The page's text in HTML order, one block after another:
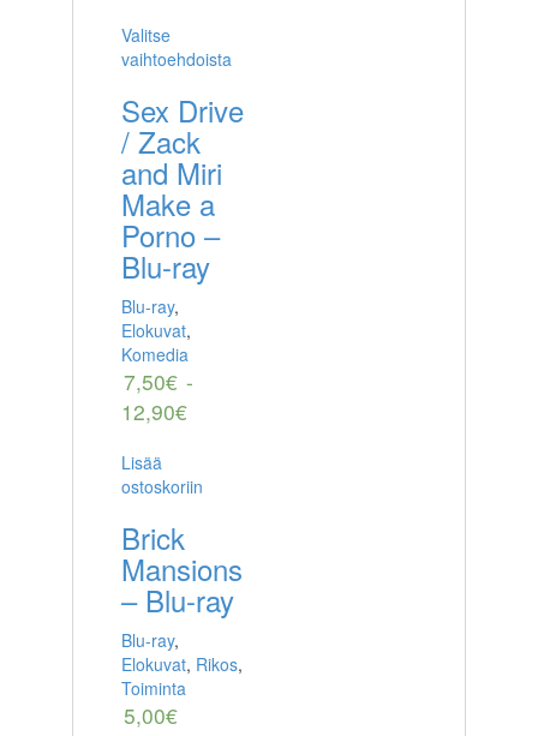
Valitse
vaihtoehdoista
Sex Drive
/ Zack
and Miri
Make a
Porno –
Blu-ray
Blu-ray,
Elokuvat,
Komedia
7,50€ -
12,90€
Lisää
ostoskoriin
Brick
Mansions
– Blu-ray
Blu-ray,
Elokuvat, Rikos,
Toiminta
5,00€